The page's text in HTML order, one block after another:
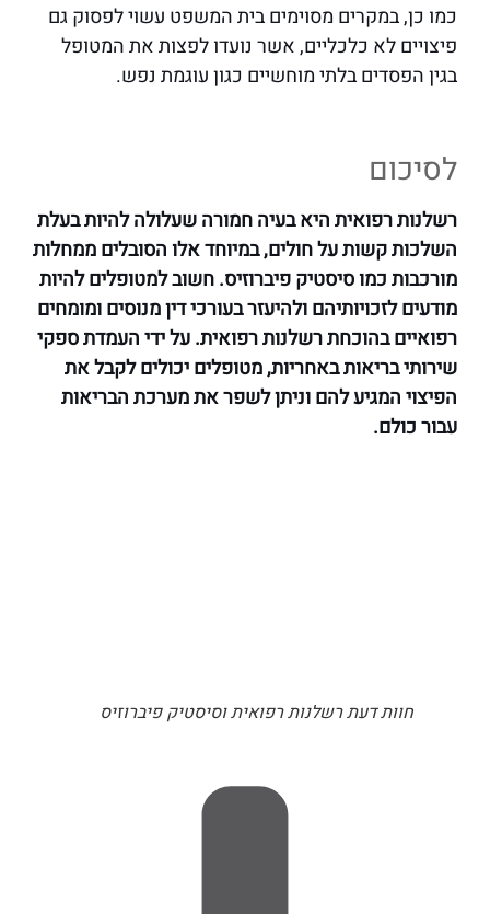
כמו כן, במקרים מסוימים בית המשפט עשוי לפסוק גם
פיצויים לא כלכליים, אשר נועדו לפצות את המטופל
בגין הפסדים בלתי מוחשיים כגון עוגמת נפש.
לסיכום
רשלנות רפואית היא בעיה חמורה שעלולה להיות בעלת
השלכות קשות על חולים, במיוחד אלו הסובלים ממחלות
מורכבות כמו סיסטיק פיברוזיס. חשוב למטופלים להיות
מודעים לזכויותיהם ולהיעזר בעורכי דין מנוסים ומומחים
רפואיים בהוכחת רשלנות רפואית. על ידי העמדת ספקי
שירותי בריאות באחריות, מטופלים יכולים לקבל את
הפיצוי המגיע להם וניתן לשפר את מערכת הבריאות
עבור כולם.
חוות דעת רשלנות רפואית וסיסטיק פיברוזיס